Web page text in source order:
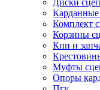
Диски
Комплект
Корзины
Кпп и
Муфты
Опоры